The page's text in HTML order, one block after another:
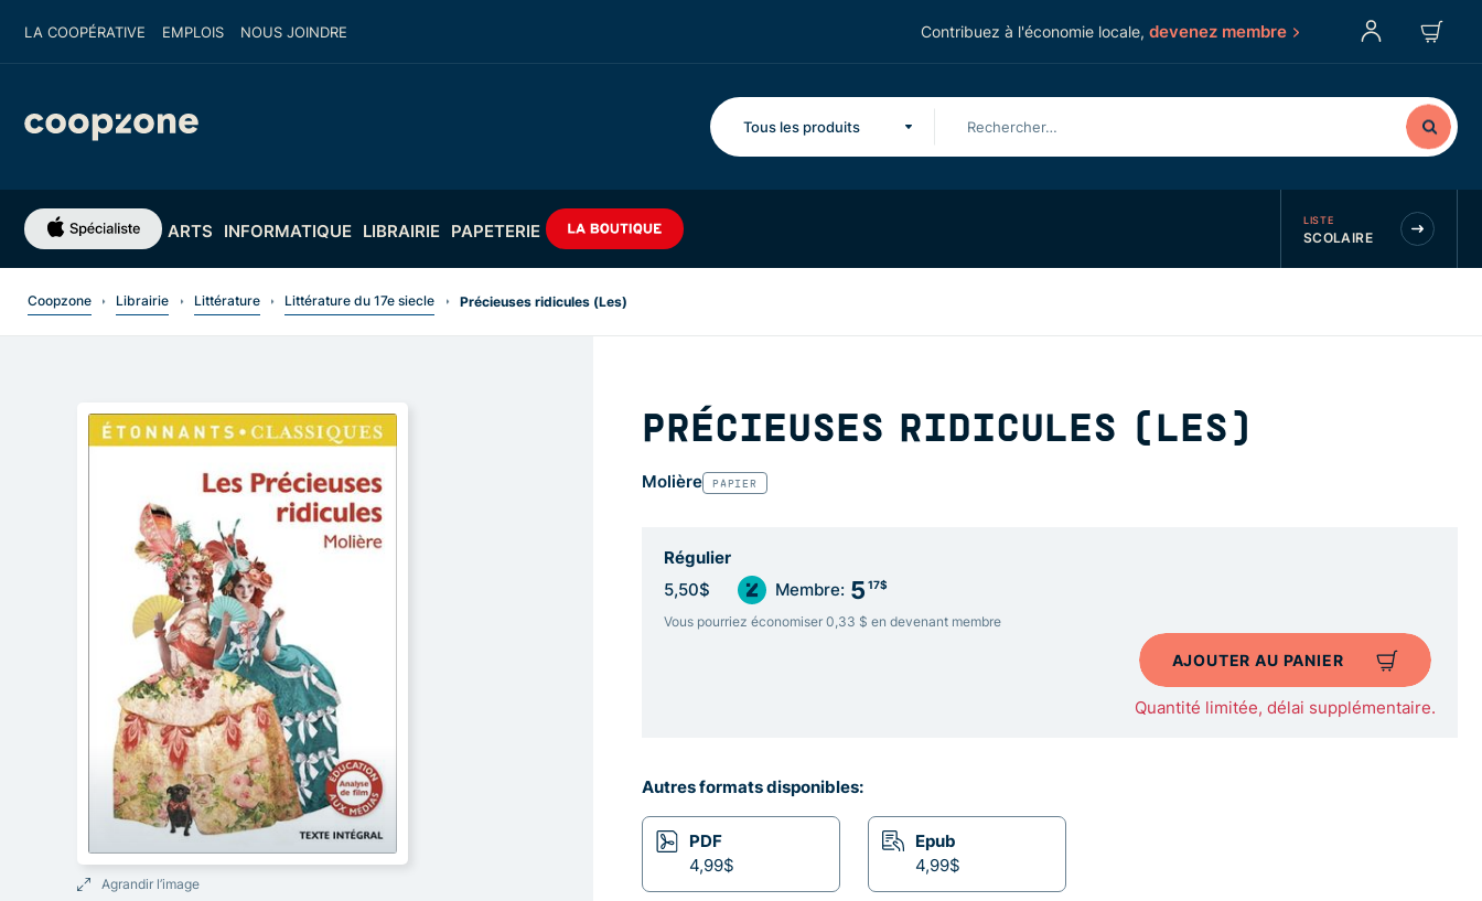
LA COOPÉRATIVE EMPLOIS NOUS JOINDRE Contribuez à l'économie locale, devenez membre
Tous les produits
ARTS INFORMATIQUE LIBRAIRIE PAPETERIE LISTE
SCOLAIRE
Coopzone Librairie Littérature Littérature du 17e siecle Précieuses ridicules (Les)
Agrandir l’image
PRÉCIEUSES RIDICULES (LES)
Molière PAPIER
Régulier
5,50$ Membre: 5 17$
Vous pourriez économiser 0,33 $ en devenant membre
AJOUTER AU PANIER
Quantité limitée, délai supplémentaire.
Autres formats disponibles:
PDF
4,99$
Epub
4,99$